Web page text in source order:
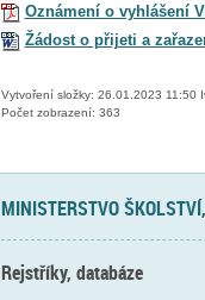
Oznámení o vyhlášení
Žádost o přijeti a
Vytvoření složky: 26.01.2023 11:50
Počet zobrazení: 363
MINISTERSTVO
Rejstříky, databáze